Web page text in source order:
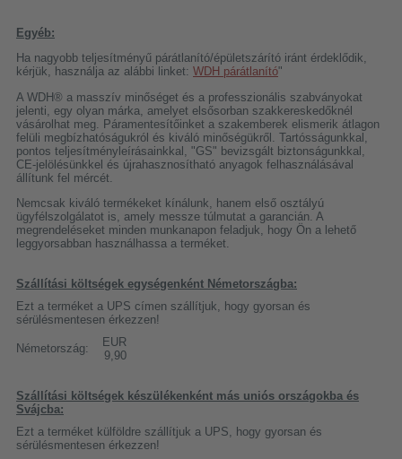
Egyéb:
Ha nagyobb teljesítményű párátlanító/épületszárító iránt érdeklődik,
kérjük, használja az alábbi linket: WDH párátlanító"
A WDH® a masszív minőséget és a professzionális szabványokat
jelenti, egy olyan márka, amelyet elsősorban szakkereskedőknél
vásárolhat meg. Páramentesítőinket a szakemberek elismerik átlagon
felüli megbízhatóságukról és kiváló minőségükről. Tartósságunkkal,
pontos teljesítményleírásainkkal, "GS" bevizsgált biztonságunkkal,
CE-jelölésünkkel és újrahasznosítható anyagok felhasználásával
állítunk fel mércét.
Nemcsak kiváló termékeket kínálunk, hanem első osztályú
ügyfélszolgálatot is, amely messze túlmutat a garancián. A
megrendeléseket minden munkanapon feladjuk, hogy Ön a lehető
leggyorsabban használhassa a terméket.
Szállítási költségek egységenként Németországba:
Ezt a terméket a UPS címen szállítjuk, hogy gyorsan és
sérülésmentesen érkezzen!
Németország:
EUR
9,90
Szállítási költségek készülékenként más uniós országokba és
Svájcba:
Ezt a terméket külföldre szállítjuk a UPS, hogy gyorsan és
sérülésmentesen érkezzen!